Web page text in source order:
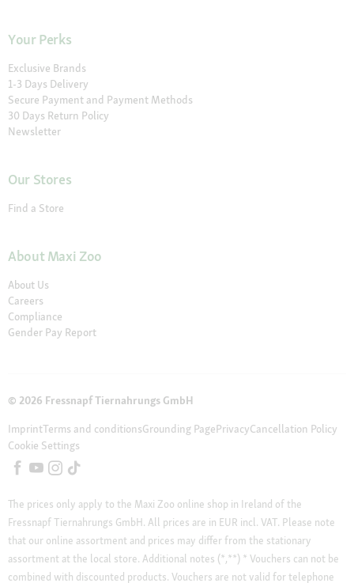
Your Perks
Exclusive Brands
1-3 Days Delivery
Secure Payment and Payment Methods
30 Days Return Policy
Newsletter
Our Stores
Find a Store
About Maxi Zoo
About Us
Careers
Compliance
Gender Pay Report
© 2026 Fressnapf Tiernahrungs GmbH
ImprintTerms and conditionsGrounding PagePrivacyCancellation Policy
Cookie Settings
The prices only apply to the Maxi Zoo online shop in Ireland of the
Fressnapf Tiernahrungs GmbH. All prices are in EUR incl. VAT. Please note
that our online assortment and prices may differ from the stationary
assortment at the local store. Additional notes (*,**) * Vouchers can not be
combined with discounted products. Vouchers are not valid for telephone